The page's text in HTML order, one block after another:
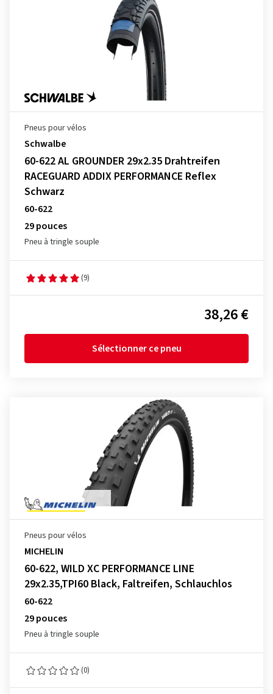
Pneus pour vélos
Schwalbe
60-622 AL GROUNDER 29x2.35 Drahtreifen
RACEGUARD ADDIX PERFORMANCE Reflex
Schwarz
60-622
29 pouces
Pneu à tringle souple
(9)
38,26 €
Sélectionner ce pneu
Pneus pour vélos
MICHELIN
60-622, WILD XC PERFORMANCE LINE
29x2.35,TPI60 Black, Faltreifen, Schlauchlos
60-622
29 pouces
Pneu à tringle souple
(0)